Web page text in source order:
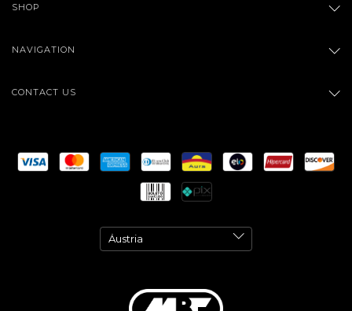
SHOP
NAVIGATION
CONTACT US